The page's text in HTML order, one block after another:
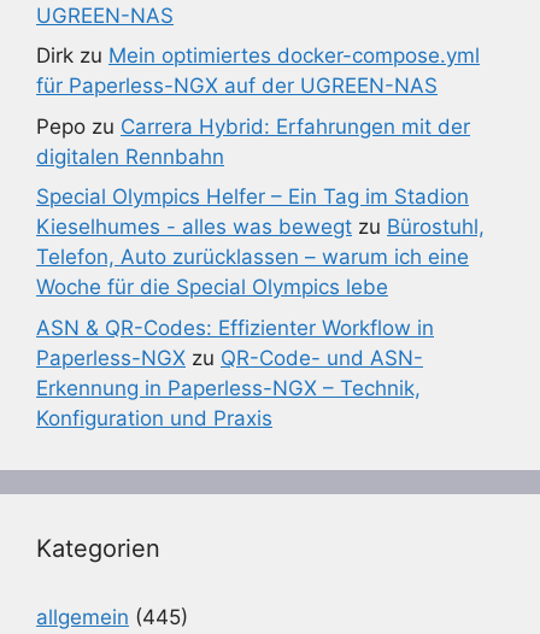
UGREEN-NAS
Dirk zu Mein optimiertes docker-compose.yml
für Paperless-NGX auf der UGREEN-NAS
Pepo zu Carrera Hybrid: Erfahrungen mit der
digitalen Rennbahn
Special Olympics Helfer – Ein Tag im Stadion
Kieselhumes - alles was bewegt zu Bürostuhl,
Telefon, Auto zurücklassen – warum ich eine
Woche für die Special Olympics lebe
ASN & QR-Codes: Effizienter Workflow in
Paperless-NGX zu QR-Code- und ASN-
Erkennung in Paperless-NGX – Technik,
Konfiguration und Praxis
Kategorien
allgemein (445)